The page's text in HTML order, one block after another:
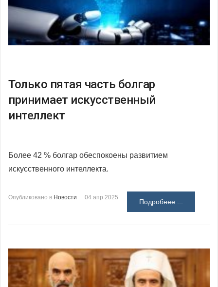
Только пятая часть болгар
принимает искусственный
интеллект
Более 42 % болгар обеспокоены развитием
искусственного интеллекта.
Опубликовано в Новости 04 апр 2025
Подробнее ...